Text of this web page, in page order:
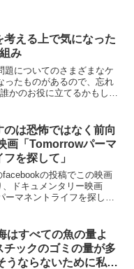
考える上で気になった
み
題についてのさまざまなケ
ったものがあるので、忘れ
かのお役に立てるかもしれ
のは恐怖ではなく前向
画「Tomorrowパーマ
を探して」
facebookの投稿でこの映画
、ドキュメンタリー映画
ーマネントライフを探し
ブル、グリーンエネルギ
...
はすべての魚の量よ
チックのゴミの量が多
うならないために私た